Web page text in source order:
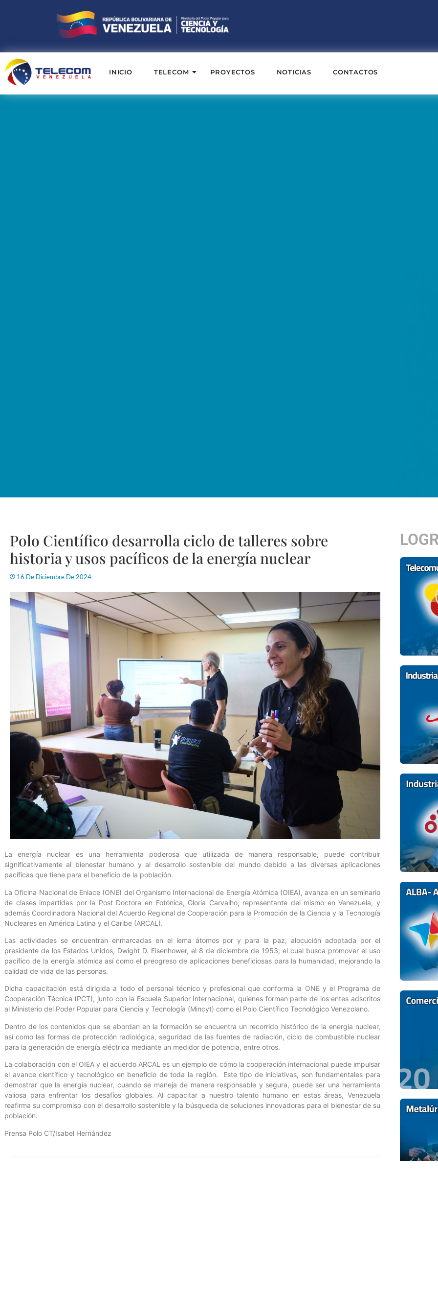
INICIO TELECOM PROYECTOS NOTICIAS CONTACTOS
Polo Científico desarrolla ciclo de talleres sobre
historia y usos pacíficos de la energía nuclear
16 De Diciembre De 2024
La energía nuclear es una herramienta poderosa que utilizada de manera responsable, puede contribuir
significativamente al bienestar humano y al desarrollo sostenible del mundo debido a las diversas aplicaciones
pacíficas que tiene para el beneficio de la población.
La Oficina Nacional de Enlace (ONE) del Organismo Internacional de Energía Atómica (OIEA), avanza en un seminario
de clases impartidas por la Post Doctora en Fotónica, Gloria Carvalho, representante del mismo en Venezuela, y
además Coordinadora Nacional del Acuerdo Regional de Cooperación para la Promoción de la Ciencia y la Tecnología
Nucleares en América Latina y el Caribe (ARCAL).
Las actividades se encuentran enmarcadas en el lema átomos por y para la paz, alocución adoptada por el
presidente de los Estados Unidos, Dwight D. Eisenhower, el 8 de diciembre de 1953; el cual busca promover el uso
pacífico de la energía atómica así como el preogreso de aplicaciones beneficiosas para la humanidad, mejorando la
calidad de vida de las personas.
Dicha capacitación está dirigida a todo el personal técnico y profesional que conforma la ONE y el Programa de
Cooperación Técnica (PCT), junto con la Escuela Superior Internacional, quienes forman parte de los entes adscritos
al Ministerio del Poder Popular para Ciencia y Tecnología (Mincyt) como el Polo Científico Tecnológico Venezolano.
Dentro de los contenidos que se abordan en la formación se encuentra un recorrido histórico de la energía nuclear,
así como las formas de protección radiológica, seguridad de las fuentes de radiación, ciclo de combustible nuclear
para la generación de energía eléctrica mediante un medidor de potencia, entre otros.
La colaboración con el OIEA y el acuerdo ARCAL es un ejemplo de cómo la cooperación internacional puede impulsar
el avance científico y tecnológico en beneficio de toda la región. Este tipo de iniciativas, son fundamentales para
demostrar que la energía nuclear, cuando se maneja de manera responsable y segura, puede ser una herramienta
valiosa para enfrentar los desafíos globales. Al capacitar a nuestro talento humano en estas áreas, Venezuela
reafirma su compromiso con el desarrollo sostenible y la búsqueda de soluciones innovadoras para el bienestar de su
población.
Prensa Polo CT/Isabel Hernández